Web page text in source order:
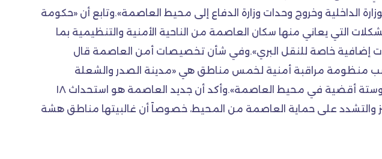
الداخلية وخروج وحدات وزارة الدفاع إلى محيط العاصمة».وتابع أن «حكومة
والمجالس البلدية، شكّلت ٢٢ لجنة بهدف إنهاء المشكلات التي يعاني منها سكان العاصمة من الناحية الأمنية والتنظيمية بما
إضافية خاصة للنقل البري».وفي شأن تخصيصات أمن العاصمة قال
١٠ بلايين دينار (٨ ملايين دولار) جميعها لنصب منظومة مراقبة أمنية لخمس مناطق هي «مدينة الصدر والشعلة
والكرادة والكاظمية والأعظمية»، فيما لم تُشمل بقية المناطق البالغ عددها ٣٣ منطقة وستة أقضية في محيط العاصمة».وأكد أن جديد العاصمة هو استحداث ١٨
والتشدد على حماية العاصمة من المحيط، خصوصاً أن غالبيتها مناطق هشة